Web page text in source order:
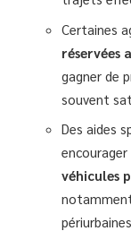
Certaines
réservées
gagner de
souvent
Des aides
véhicules